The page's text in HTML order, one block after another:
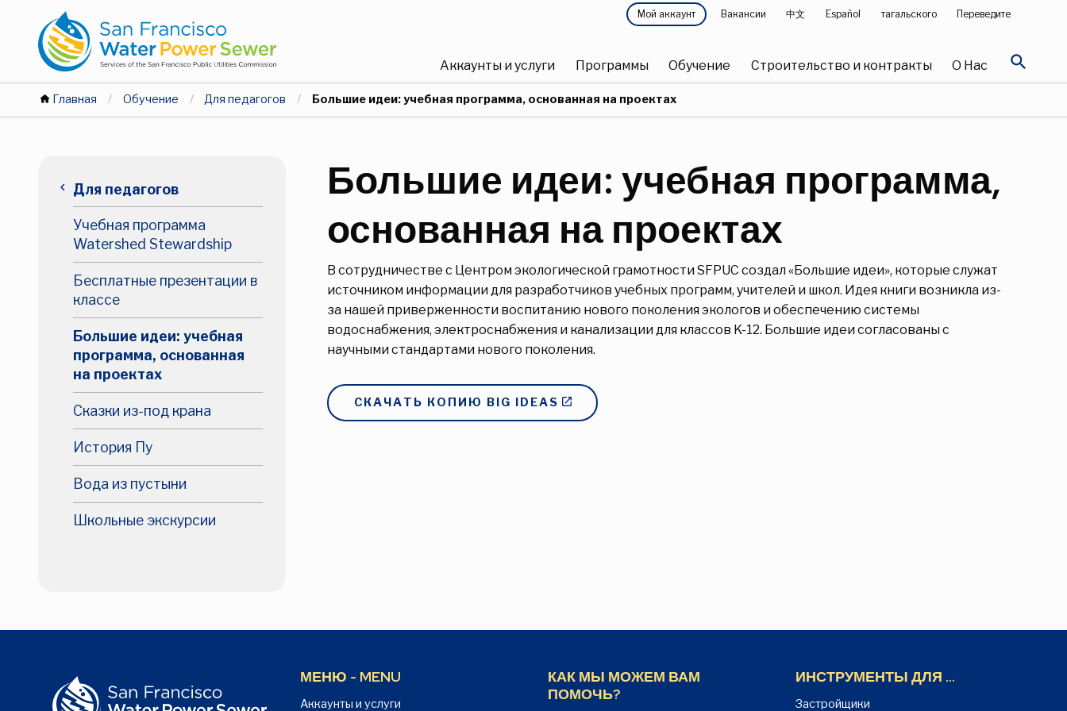
основному
содержанию
основному
содержанию
меню
Мой аккаунт Вакансии 中文 Español тагальского Переведите
менюАккаунты и услуги Программы Обучение Строительство и контракты О Нас search
Вы
Главная Обучение Для педагогов Текущий:
Большие идеи: учебная программа, основанная на проектах
Большие идеи: учебная программа,
основанная на проектах
В сотрудничестве с Центром экологической грамотности SFPUC создал «Большие идеи», которые служат
источником информации для разработчиков учебных программ, учителей и школ. Идея книги возникла из-
за нашей приверженности воспитанию нового поколения экологов и обеспечению системы
водоснабжения, электроснабжения и канализации для классов K-12. Большие идеи согласованы с
научными стандартами нового поколения.
СКАЧАТЬ КОПИЮ BIG IDEAS
Основная
навигация
Уровень
keyboard_arrow_left Для педагогов
Учебная программа
Watershed Stewardship
Бесплатные презентации в
классе
Большие идеи: учебная
программа, основанная
на проектах
Сказки из-под крана
История Пу
Вода из пустыни
Школьные экскурсии
МЕНЮ - MENU
Аккаунты и услуги
КАК МЫ МОЖЕМ ВАМ
ПОМОЧЬ?
ИНСТРУМЕНТЫ ДЛЯ ...
Застройщики